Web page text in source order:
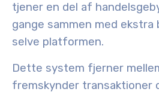
tjener en del af
gange sammen med ekstra
selve platformen.
Dette system fjerner
fremskynder transaktioner